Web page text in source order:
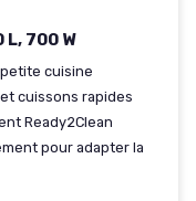
700 W
cuisine
cuissons rapides
Ready2Clean
pour adapter la